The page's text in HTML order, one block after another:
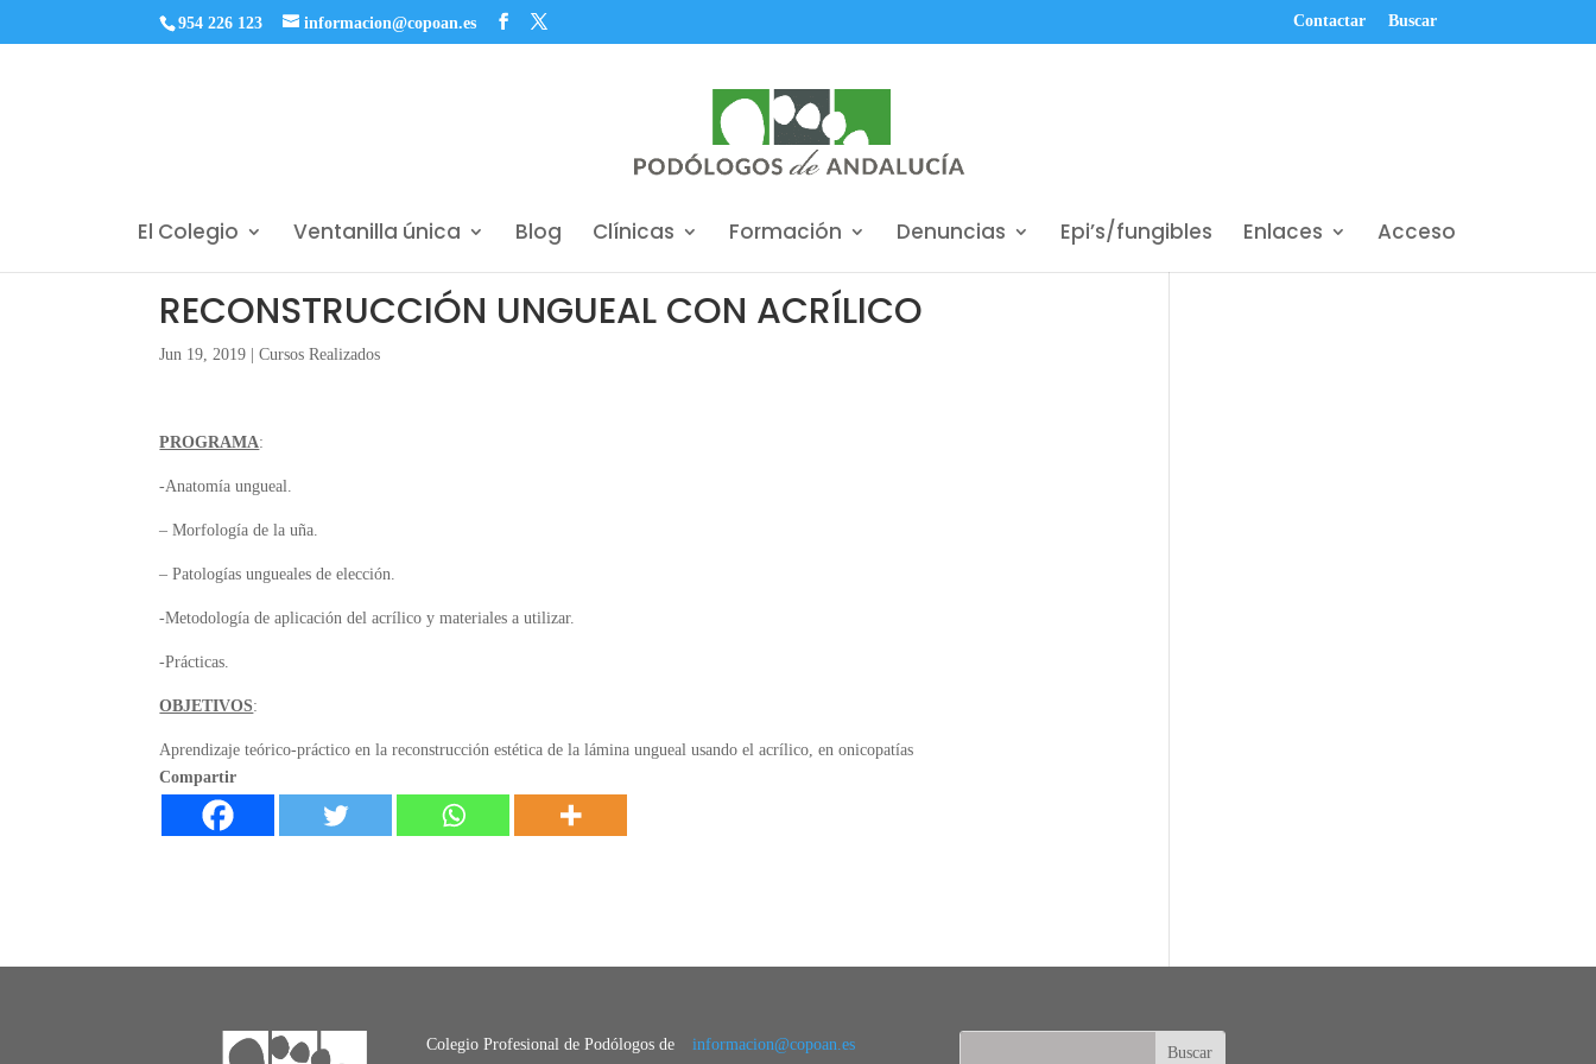
954 226 123 informacion@copoan.es Contactar Buscar
El Colegio Ventanilla única Blog Clínicas Formación Denuncias Epi’s/fungibles Enlaces Acceso
RECONSTRUCCIÓN UNGUEAL CON ACRÍLICO
Jun 19, 2019 |Cursos Realizados
PROGRAMA:
-Anatomía ungueal.
– Morfología de la uña.
– Patologías ungueales de elección.
-Metodología de aplicación del acrílico y materiales a utilizar.
-Prácticas.
OBJETIVOS:
Aprendizaje teórico-práctico en la reconstrucción estética de la lámina ungueal usando el acrílico, en onicopatías
Compartir
Colegio Profesional de Podólogos de
informacion@copoan.es